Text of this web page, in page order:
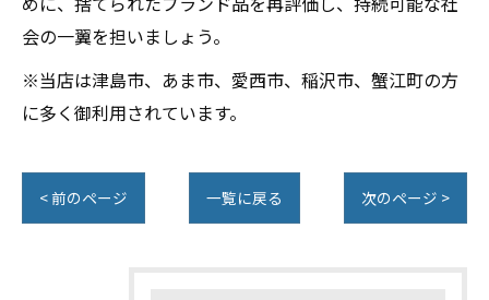
会の一翼を担いましょう。
※当店は津島市、あま市、愛西市、稲沢市、蟹江町の方
に多く御利用されています。
< 前のページ 一覧に戻る 次のページ >